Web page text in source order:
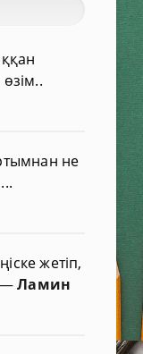
не
жетіп,
—Ламин